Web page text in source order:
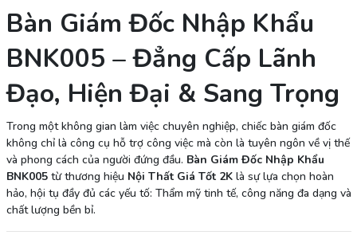
Bàn Giám Đốc Nhập Khẩu
BNK005 – Đẳng Cấp Lãnh
Đạo, Hiện Đại & Sang Trọng
Trong một không gian làm việc chuyên nghiệp, chiếc bàn giám đốc
không chỉ là công cụ hỗ trợ công việc mà còn là tuyên ngôn về vị thế
và phong cách của người đứng đầu. Bàn Giám Đốc Nhập Khẩu
BNK005từ thương hiệu Nội Thất Giá Tốt 2Klà sự lựa chọn hoàn
hảo, hội tụ đầy đủ các yếu tố: Thẩm mỹ tinh tế, công năng đa dạng và
chất lượng bền bỉ.